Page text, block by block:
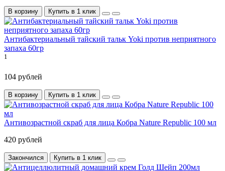
В корзину Купить в 1 клик
Антибактериальный тайский тальк Yoki против неприятного
запаха 60гр
1
104 рублей
В корзину Купить в 1 клик
Антивозрастной скраб для лица Кобра Nature Republic 100 мл
420 рублей
Закончился Купить в 1 клик